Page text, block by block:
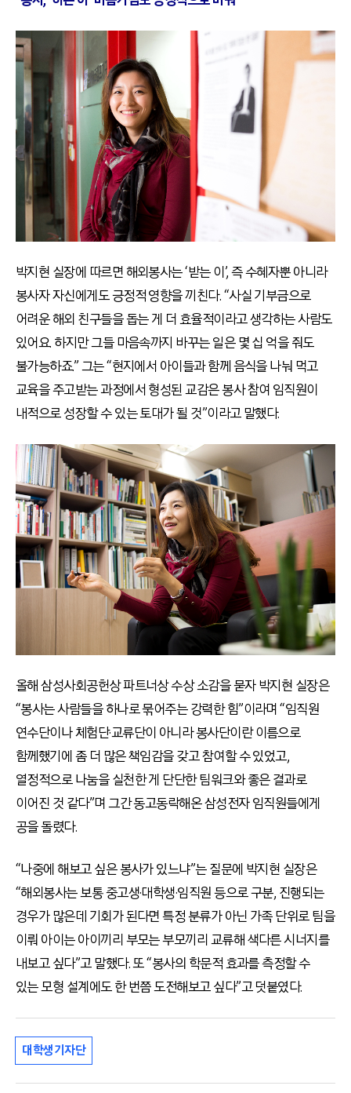
박지현 실장에 따르면 해외봉사는 ‘받는 이’, 즉 수혜자뿐 아니라
봉사자 자신에게도 긍정적 영향을 끼친다. “사실 기부금으로
어려운 해외 친구들을 돕는 게 더 효율적이라고 생각하는 사람도
있어요. 하지만 그들 마음속까지 바꾸는 일은 몇 십 억을 줘도
불가능하죠.” 그는 “현지에서 아이들과 함께 음식을 나눠 먹고
교육을 주고받는 과정에서 형성된 교감은 봉사 참여 임직원이
내적으로 성장할 수 있는 토대가 될 것”이라고 말했다.
올해 삼성사회공헌상 파트너상 수상 소감을 묻자 박지현 실장은
“봉사는 사람들을 하나로 묶어주는 강력한 힘”이라며 “임직원
연수단이나 체험단·교류단이 아니라 봉사단이란 이름으로
함께했기에 좀 더 많은 책임감을 갖고 참여할 수 있었고,
열정적으로 나눔을 실천한 게 단단한 팀워크와 좋은 결과로
이어진 것 같다”며 그간 동고동락해온 삼성전자 임직원들에게
공을 돌렸다.
“나중에 해보고 싶은 봉사가 있느냐”는 질문에 박지현 실장은
“해외봉사는 보통 중고생·대학생·임직원 등으로 구분, 진행되는
경우가 많은데 기회가 된다면 특정 분류가 아닌 가족 단위로 팀을
이뤄 아이는 아이끼리 부모는 부모끼리 교류해 색다른 시너지를
내보고 싶다”고 말했다. 또 “봉사의 학문적 효과를 측정할 수
있는 모형 설계에도 한 번쯤 도전해보고 싶다”고 덧붙였다.
대학생기자단